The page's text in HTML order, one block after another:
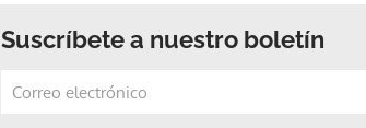
Suscríbete a nuestro boletín